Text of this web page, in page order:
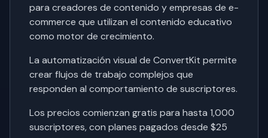
para creadores de contenido y empresas de e-
commerce que utilizan el contenido educativo
como motor de crecimiento.
La automatización visual de ConvertKit permite
crear flujos de trabajo complejos que
responden al comportamiento de suscriptores.
Los precios comienzan gratis para hasta 1,000
suscriptores, con planes pagados desde $25